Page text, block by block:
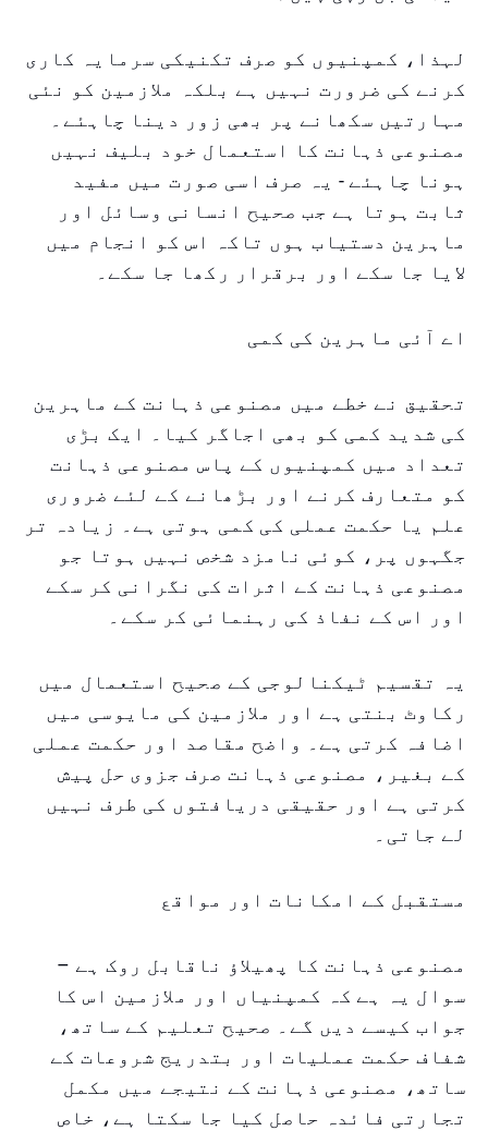
لہذا، کمپنیوں کو صرف تکنیکی سرمایہ کاری
کرنے کی ضرورت نہیں ہے بلکہ ملازمین کو نئی
مہارتیں سکھانے پر بھی زور دینا چاہئے۔
مصنوعی ذہانت کا استعمال خود بلیف نہیں
ہونا چاہئے - یہ صرف اسی صورت میں مفید
ثابت ہوتا ہے جب صحیح انسانی وسائل اور
ماہرین دستیاب ہوں تاکہ اس کو انجام میں
لایا جا سکے اور برقرار رکھا جا سکے۔
اے آئی ماہرین کی کمی
تحقیق نے خطے میں مصنوعی ذہانت کے ماہرین
کی شدید کمی کو بھی اجاگر کیا۔ ایک بڑی
تعداد میں کمپنیوں کے پاس مصنوعی ذہانت
کو متعارف کرنے اور بڑھانے کے لئے ضروری
علم یا حکمت عملی کی کمی ہوتی ہے۔ زیادہ تر
جگہوں پر، کوئی نامزد شخص نہیں ہوتا جو
مصنوعی ذہانت کے اثرات کی نگرانی کر سکے
اور اس کے نفاذ کی رہنمائی کر سکے۔
یہ تقسیم ٹیکنالوجی کے صحیح استعمال میں
رکاوٹ بنتی ہے اور ملازمین کی مایوسی میں
اضافہ کرتی ہے۔ واضح مقاصد اور حکمت عملی
کے بغیر، مصنوعی ذہانت صرف جزوی حل پیش
کرتی ہے اور حقیقی دریافتوں کی طرف نہیں
لے جاتی۔
مستقبل کے امکانات اور مواقع
مصنوعی ذہانت کا پھیلاؤ ناقابل روک ہے –
سوال یہ ہے کہ کمپنیاں اور ملازمین اس کا
جواب کیسے دیں گے۔ صحیح تعلیم کے ساتھ،
شفاف حکمت عملیات اور بتدریج شروعات کے
ساتھ، مصنوعی ذہانت کے نتیجے میں مکمل
تجارتی فائدہ حاصل کیا جا سکتا ہے، خاص